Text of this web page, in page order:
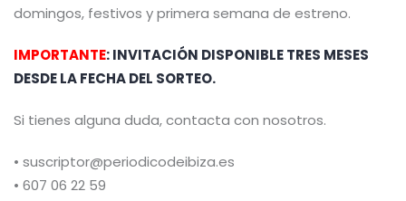
domingos, festivos y primera semana de estreno.
IMPORTANTE: INVITACIÓN DISPONIBLE TRES MESES
DESDE LA FECHA DEL SORTEO.
Si tienes alguna duda, contacta con nosotros.
• suscriptor@periodicodeibiza.es
• 607 06 22 59